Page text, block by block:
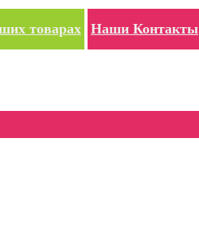
товарах Наши Контакты